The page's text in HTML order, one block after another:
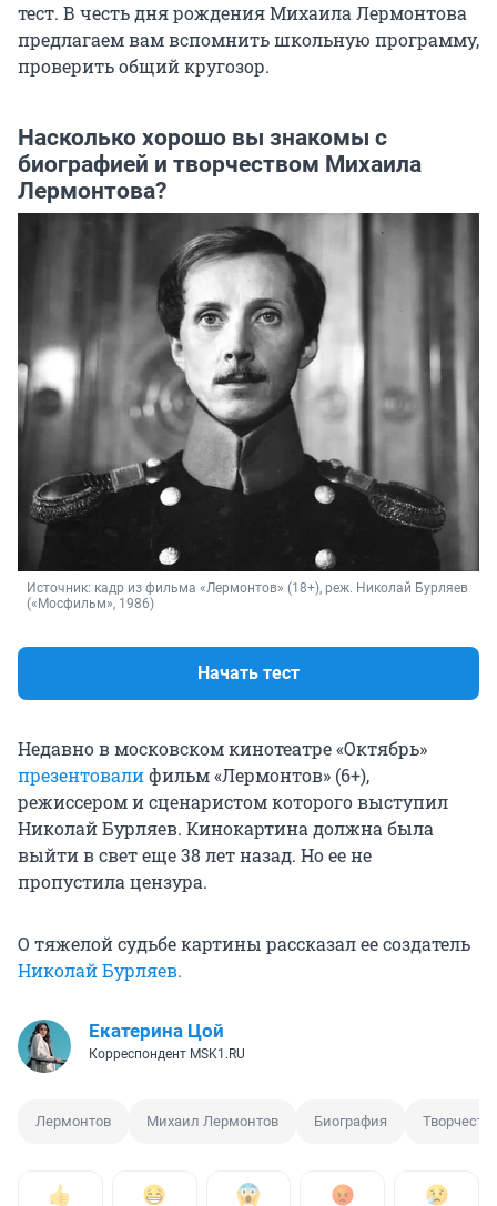
тест. В честь дня рождения Михаила Лермонтова
предлагаем вам вспомнить школьную программу,
проверить общий кругозор.
Насколько хорошо вы знакомы с
биографией и творчеством Михаила
Лермонтова?
Источник: кадр из фильма «Лермонтов» (18+), реж. Николай Бурляев
(«Мосфильм», 1986)
Начать тест
Недавно в московском кинотеатре «Октябрь»
презентовалифильм «Лермонтов» (6+),
режиссером и сценаристом которого выступил
Николай Бурляев. Кинокартина должна была
выйти в свет еще 38 лет назад. Но ее не
пропустила цензура.
О тяжелой судьбе картины рассказал ее создатель
Николай Бурляев.
Екатерина Цой
Корреспондент MSK1.RU
Лермонтов Михаил Лермонтов Биография